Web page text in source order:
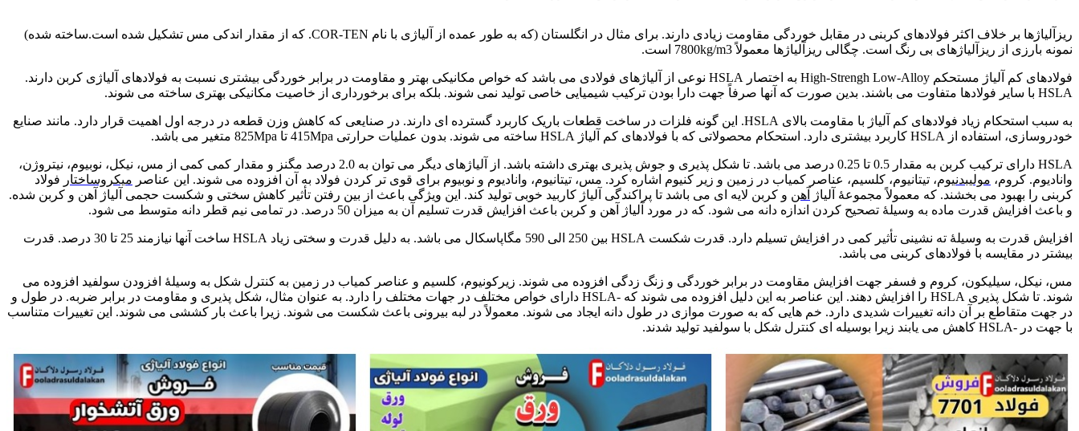
ریزآلیاژها بر خلاف اکثر فولادهای کربنی در مقابل خوردگی مقاومت زیادی دارند. برای مثال در انگلستان (که به طور عمده از آلیاژی با نام COR-TEN. که از مقدار اندکی مس تشکیل شده است.ساخته شده)
نمونه بارزی از ریزآلیاژهای بی رنگ است. چگالی ریزآلیاژها معمولاً 7800kg/m3 است.
فولادهای کم آلیاژ مستحکم High-Strengh Low-Alloy به اختصار HSLA نوعی از آلیاژهای فولادی می باشد که خواص مکانیکی بهتر و مقاومت در برابر خوردگی بیشتری نسبت به فولادهای آلیاژی کربن دارند.
HSLA با سایر فولادها متفاوت می باشند. بدین صورت که آنها صرفاً جهت دارا بودن ترکیب شیمیایی خاصی تولید نمی شوند. بلکه برای برخورداری از خاصیت مکانیکی بهتری ساخته می شوند.
به سبب استحکام زیاد فولادهای کم آلیاژ با مقاومت بالای HSLA. این گونه فلزات در ساخت قطعات باریک کاربرد گسترده ای دارند. در صنایعی که کاهش وزن قطعه در درجه اول اهمیت قرار دارد. مانند صنایع
خودروسازی، استفاده از HSLA کاربرد بیشتری دارد. استحکام محصولاتی که با فولادهای کم آلیاژ HSLA ساخته می شوند. بدون عملیات حرارتی 415Mpa تا 825Mpa متغیر می باشد.
HSLA دارای ترکیب کربن به مقدار 0.5 تا 0.25 درصد می باشد. تا شکل پذیری و جوش پذیری بهتری داشته باشد. از آلیاژهای دیگر می توان به 2.0 درصد مگنز و مقدار کمی کمی از مس، نیکل، نوبیوم، نیتروژن،
وانادیوم. کروم، مولیبدنیوم، تیتانیوم، کلسیم، عناصر کمیاب در زمین و زیر کنیوم اشاره کرد. مس، تیتانیوم، وانادیوم و نوبیوم برای قوی تر کردن فولاد به آن افزوده می شوند. این عناصر میکروساختار فولاد
کربنی را بهبود می بخشند. که معمولاً مجموعۀ آلیاژ
آهن و کربن لایه ای می باشد تا پراکندگی آلیاژ کاربید خوبی تولید کند. این ویژگی باعث از بین رفتن تأثیر کاهش سختی و شکست حجمی آلیاژ آهن و کربن شده.
و باعث افزایش قدرت ماده به وسیلۀ تصحیح کردن اندازه دانه می شود. که در مورد آلیاژ آهن و کربن باعث افزایش قدرت تسلیم آن به میزان 50 درصد. در تمامی نیم قطر دانه متوسط می شود.
افزایش قدرت به وسیلۀ ته نشینی تأثیر کمی در افزایش تسیلم دارد. قدرت شکست HSLA بین 250 الی 590 مگاپاسکال می باشد. به دلیل قدرت و سختی زیاد HSLA ساخت آنها نیازمند 25 تا 30 درصد. قدرت
بیشتر در مقایسه با فولادهای کربنی می باشد.
مس، نیکل، سیلیکون، کروم و فسفر جهت افزایش مقاومت در برابر خوردگی و زنگ زدگی افزوده می شوند. زیرکونیوم، کلسیم و عناصر کمیاب در زمین به کنترل شکل به وسیلۀ افزودن سولفید افزوده می
شوند. تا شکل پذیری HSLA را افزایش دهند. این عناصر به این دلیل افزوده می شوند که -HSLA دارای خواص مختلف در جهات مختلف را دارد. به عنوان مثال، شکل پذیری و مقاومت در برابر ضربه. در طول و
در جهت متقاطع بر آن دانه تغییرات شدیدی دارد. خم هایی که به صورت موازی در طول دانه ایجاد می شوند. معمولاً در لبه بیرونی باعث شکست می شوند. زیرا باعث بار کششی می شوند. این تغییرات متناسب
با جهت در -HSLA کاهش می یابند زیرا بوسیله ای کنترل شکل با سولفید تولید شدند.